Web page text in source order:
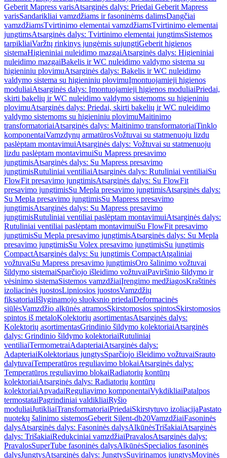
Geberit Mapress varisAtsarginės dalys: Priedai Geberit Mapress
varisSandarikliai vamzdžiams ir fasoninėms dalimsDangčiai
vamzdžiamsTvirtinimo elementai vamzdžiamsTvirtinimo elementai
jungtimsAtsarginės dalys: Tvirtinimo elementai jungtimsSistemos
tarpikliaiVaržtų rinkinys jungėmis sujungtiGeberit higienos
sistemaHigieniniai nuleidimo mazgaiAtsarginės dalys: Higieniniai
nuleidimo mazgaiBakelis ir WC nuleidimo valdymo sistema su
higieniniu plovimuAtsarginės dalys: Bakelis ir WC nuleidimo
valdymo sistema su higieniniu plovimuĮmontuojamieji higienos
moduliaiAtsarginės dalys: Įmontuojamieji higienos moduliaiPriedai,
skirti bakelių ir WC nuleidimo valdymo sistemoms su higieniniu
plovimuAtsarginės dalys: Priedai, skirti bakelių ir WC nuleidimo
valdymo sistemoms su higieniniu plovimuMaitinimo
transformatoriaiAtsarginės dalys: Maitinimo transformatoriaiTinklo
komponentaiVamzdynų armatūrosVožtuvai su statmenuoju lizdu
paslėptam montavimuiAtsarginės dalys: Vožtuvai su statmenuoju
lizdu paslėptam montavimuiSu Mapress presavimo
jungtimisAtsarginės dalys: Su Mapress presavimo
jungtimisRutuliniai ventiliaiAtsarginės dalys: Rutuliniai ventiliaiSu
FlowFit presavimo jungtimisAtsarginės dalys: Su FlowFit
presavimo jungtimisSu Mepla presavimo jungtimisAtsarginės dalys:
Su Mepla presavimo jungtimisSu Mapress presavimo
jungtimisAtsarginės dalys: Su Mapress presavimo
jungtimisRutuliniai ventiliai paslėptam montavimuiAtsarginės dalys:
Rutuliniai ventiliai paslėptam montavimuiSu FlowFit presavimo
jungtimisSu Mepla presavimo jungtimisAtsarginės dalys: Su Mepla
presavimo jungtimisSu Volex presavimo jungtimisSu jungtimis
CompactAtsarginės dalys: Su jungtimis CompactAtgaliniai
vožtuvaiSu Mapress presavimo jungtimisOro šalinimo vožtuvai
šildymo sistemaiSparčiojo išleidimo vožtuvaiPaviršinio šildymo ir
vėsinimo sistemaSistemos vamzdžiaiĮrengimo medžiagosKraštinės
izoliacinės juostosLipniosios juostosVamzdžių
fiksatoriaiIšlyginamojo sluoksnio priedaiDeformacinės
siūlėsVamzdžio alkūnės atramosSkirstomosios spintosSkirstomosios
spintos iš metaloKolektorių asortimentasAtsarginės dalys:
Kolektorių asortimentasGrindinio šildymo kolektoriaiAtsarginės
dalys: Grindinio šildymo kolektoriaiRutuliniai
ventiliaiTermometraiAdapteriaiAtsarginės dalys:
AdapteriaiKolektoriaus jungtysSparčiojo išleidimo vožtuvaiSrauto
dalytuvaiTemperatūros reguliavimo blokaiAtsarginės dalys:
Temperatūros reguliavimo blokaiRadiatorių kontūrų
kolektoriaiAtsarginės dalys: Radiatorių kontūrų
kolektoriaiApvadaiReguliavimo komponentaiVykdikliaiPatalpos
termostataiPagrindiniai valdikliaiRyšio
moduliaiJutikliaiTransformatoriaiPriedaiSkirstytuvo izoliacijaPastato
nuotekų šalinimo sistemosGeberit Silent-db20VamzdžiaiFasoninės
dalysAtsarginės dalys: Fasoninės dalysAlkūnėsTrišakiaiAtsarginės
dalys: TrišakiaiRedukciniai vamzdžiaiPravalosAtsarginės dalys:
PravalosSuperTube fasoninės dalysAlkūnėsSpecialios fasoninės
dalysJungtysAtsarginės dalys: JungtysSuvirinamos jungtysMovinės